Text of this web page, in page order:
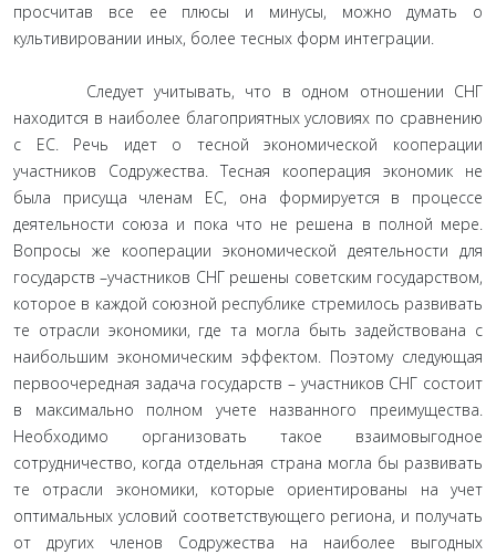
просчитав все ее плюсы и минусы, можно думать о
культивировании иных, более тесных форм интеграции.
Следует учитывать, что в одном отношении СНГ
находится в наиболее благоприятных условиях по сравнению
с ЕС. Речь идет о тесной экономической кооперации
участников Содружества. Тесная кооперация экономик не
была присуща членам ЕС, она формируется в процессе
деятельности союза и пока что не решена в полной мере.
Вопросы же кооперации экономической деятельности для
государств –участников СНГ решены советским государством,
которое в каждой союзной республике стремилось развивать
те отрасли экономики, где та могла быть задействована с
наибольшим экономическим эффектом. Поэтому следующая
первоочередная задача государств – участников СНГ состоит
в максимально полном учете названного преимущества.
Необходимо организовать такое взаимовыгодное
сотрудничество, когда отдельная страна могла бы развивать
те отрасли экономики, которые ориентированы на учет
оптимальных условий соответствующего региона, и получать
от других членов Содружества на наиболее выгодных